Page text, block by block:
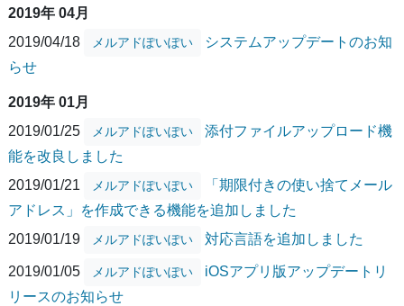
2019年 04月
2019/04/18
メルアドぽいぽい
システムアップデートのお知
らせ
2019年 01月
2019/01/25
メルアドぽいぽい
添付ファイルアップロード機
能を改良しました
2019/01/21
メルアドぽいぽい
「期限付きの使い捨てメール
アドレス」を作成できる機能を追加しました
2019/01/19
メルアドぽいぽい 対応言語を追加しました
2019/01/05 メルアドぽいぽい
iOSアプリ版アップデートリ
リースのお知らせ